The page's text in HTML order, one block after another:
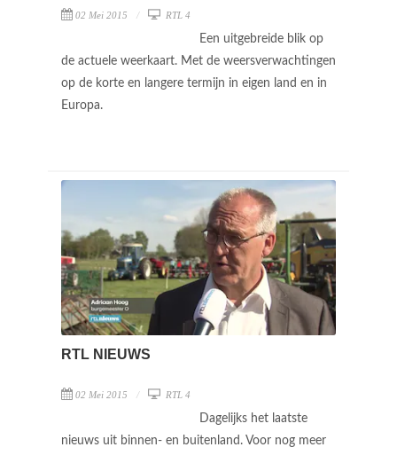
02 Mei 2015 RTL 4
Een uitgebreide blik op
de actuele weerkaart. Met de weersverwachtingen
op de korte en langere termijn in eigen land en in
Europa.
RTL NIEUWS
02 Mei 2015 RTL 4
Dagelijks het laatste
nieuws uit binnen- en buitenland. Voor nog meer